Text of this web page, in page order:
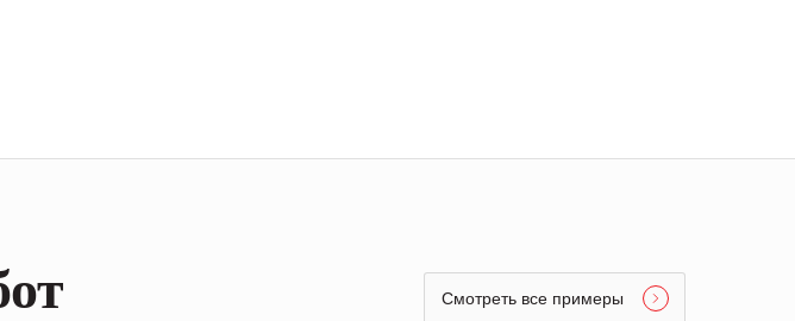
Смотреть все примеры